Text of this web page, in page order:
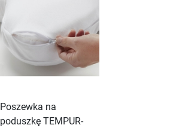
Poszewka na
poduszkę TEMPUR-